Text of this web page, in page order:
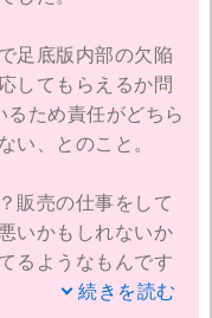
送料無料になりま
楽天ユーザーの人
足底版内部の欠陥
してもらえるか問
ため責任がどちら
い、とのこと。
販売の仕事をして
いかもしれないか
るようなもんです
続きを読む